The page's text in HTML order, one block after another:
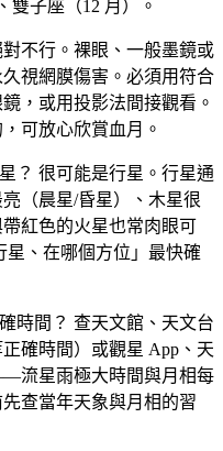
雙子座（12 月）。
對不行。裸眼、一般墨鏡或
視網膜傷害。必須用符合
，或用投影法間接觀看。
可放心欣賞血月。
？ 很可能是行星。行星通
（晨星/昏星）、木星很
紅色的火星也常肉眼可
星、在哪個方位」最快確
時間？ 查天文館、天文台
確時間）或觀星 App、天
流星雨極大時間與月相每
查當年天象與月相的習